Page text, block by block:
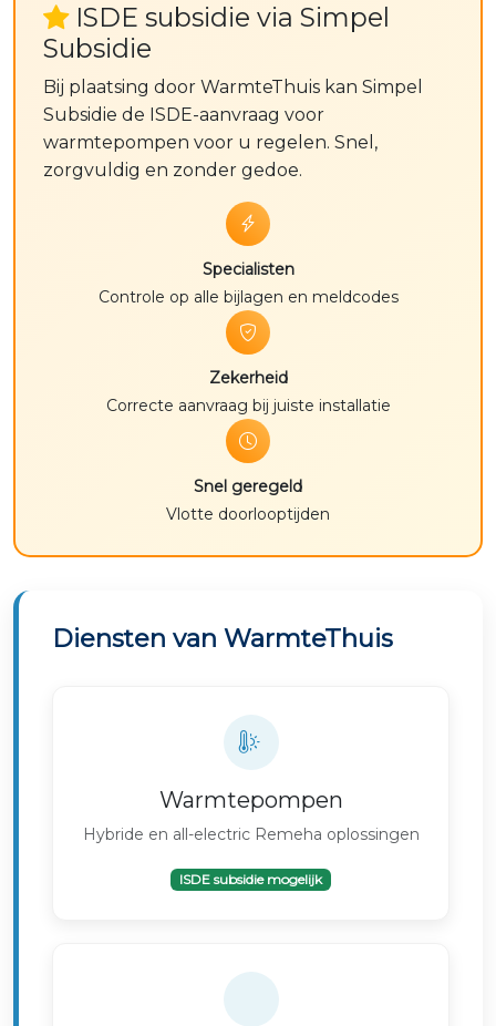
ISDE subsidie via Simpel
Subsidie
Bij plaatsing door WarmteThuis kan Simpel
Subsidie de ISDE-aanvraag voor
warmtepompen voor u regelen. Snel,
zorgvuldig en zonder gedoe.
Specialisten
Controle op alle bijlagen en meldcodes
Zekerheid
Correcte aanvraag bij juiste installatie
Snel geregeld
Vlotte doorlooptijden
Diensten van WarmteThuis
Warmtepompen
Hybride en all-electric Remeha oplossingen
ISDE subsidie mogelijk